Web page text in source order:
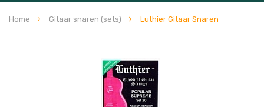
Home Gitaar snaren (sets) Luthier Gitaar Snaren